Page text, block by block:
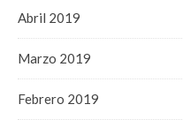
Abril 2019
Marzo 2019
Febrero 2019